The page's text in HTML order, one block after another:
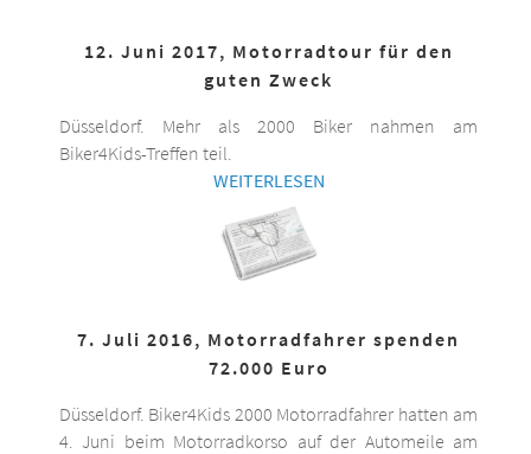
12. Juni 2017, Motorradtour für den
guten Zweck
Düsseldorf. Mehr als 2000 Biker nahmen am
Biker4Kids-Treffen teil.
WEITERLESEN
7. Juli 2016, Motorradfahrer spenden
72.000 Euro
Düsseldorf. Biker4Kids 2000 Motorradfahrer hatten am
4. Juni beim Motorradkorso auf der Automeile am